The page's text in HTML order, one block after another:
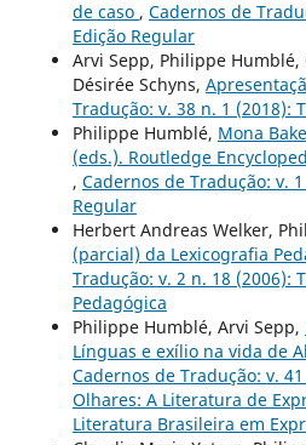
de caso , Cadernos de
Edição Regular
Arvi Sepp, Philippe Humblé,
Désirée Schyns,
Tradução: v. 38 n. 1 (2018):
Philippe Humblé, Mona
(eds.). Routledge
, Cadernos de Tradução: v.
Regular
Herbert Andreas Welker,
(parcial) da Lexicografia
Tradução: v. 2 n. 18 (2006):
Pedagógica
Philippe Humblé, Arvi Sepp,
Línguas e exílio na vida de
Cadernos de Tradução: v.
Olhares: A Literatura de
Literatura Brasileira em